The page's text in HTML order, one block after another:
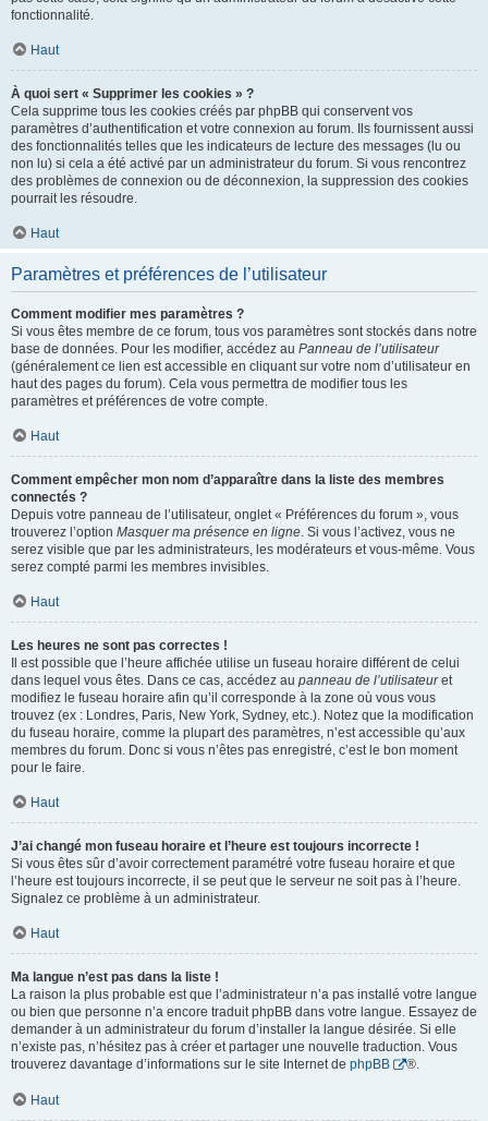
fonctionnalité.
Haut
À quoi sert « Supprimer les cookies » ?
Cela supprime tous les cookies créés par phpBB qui conservent vos
paramètres d’authentification et votre connexion au forum. Ils fournissent aussi
des fonctionnalités telles que les indicateurs de lecture des messages (lu ou
non lu) si cela a été activé par un administrateur du forum. Si vous rencontrez
des problèmes de connexion ou de déconnexion, la suppression des cookies
pourrait les résoudre.
Haut
Paramètres et préférences de l’utilisateur
Comment modifier mes paramètres ?
Si vous êtes membre de ce forum, tous vos paramètres sont stockés dans notre
base de données. Pour les modifier, accédez au Panneau de l’utilisateur
(généralement ce lien est accessible en cliquant sur votre nom d’utilisateur en
haut des pages du forum). Cela vous permettra de modifier tous les
paramètres et préférences de votre compte.
Haut
Comment empêcher mon nom d’apparaître dans la liste des membres
connectés ?
Depuis votre panneau de l’utilisateur, onglet « Préférences du forum », vous
trouverez l’option Masquer ma présence en ligne. Si vous l’activez, vous ne
serez visible que par les administrateurs, les modérateurs et vous-même. Vous
serez compté parmi les membres invisibles.
Haut
Les heures ne sont pas correctes !
Il est possible que l’heure affichée utilise un fuseau horaire différent de celui
dans lequel vous êtes. Dans ce cas, accédez au panneau de l’utilisateuret
modifiez le fuseau horaire afin qu’il corresponde à la zone où vous vous
trouvez (ex : Londres, Paris, New York, Sydney, etc.). Notez que la modification
du fuseau horaire, comme la plupart des paramètres, n’est accessible qu’aux
membres du forum. Donc si vous n’êtes pas enregistré, c’est le bon moment
pour le faire.
Haut
J’ai changé mon fuseau horaire et l’heure est toujours incorrecte !
Si vous êtes sûr d’avoir correctement paramétré votre fuseau horaire et que
l’heure est toujours incorrecte, il se peut que le serveur ne soit pas à l’heure.
Signalez ce problème à un administrateur.
Haut
Ma langue n’est pas dans la liste !
La raison la plus probable est que l’administrateur n’a pas installé votre langue
ou bien que personne n’a encore traduit phpBB dans votre langue. Essayez de
demander à un administrateur du forum d’installer la langue désirée. Si elle
n’existe pas, n’hésitez pas à créer et partager une nouvelle traduction. Vous
trouverez davantage d’informations sur le site Internet de phpBB ®.
Haut